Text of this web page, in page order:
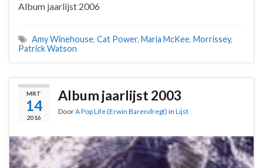
Album jaarlijst 2006
Amy Winehouse, Cat Power, Maria McKee, Morrissey,
Patrick Watson
MRT
14
2016
Album jaarlijst 2003
DoorA Pop Life (Erwin Barendregt) in Lijst